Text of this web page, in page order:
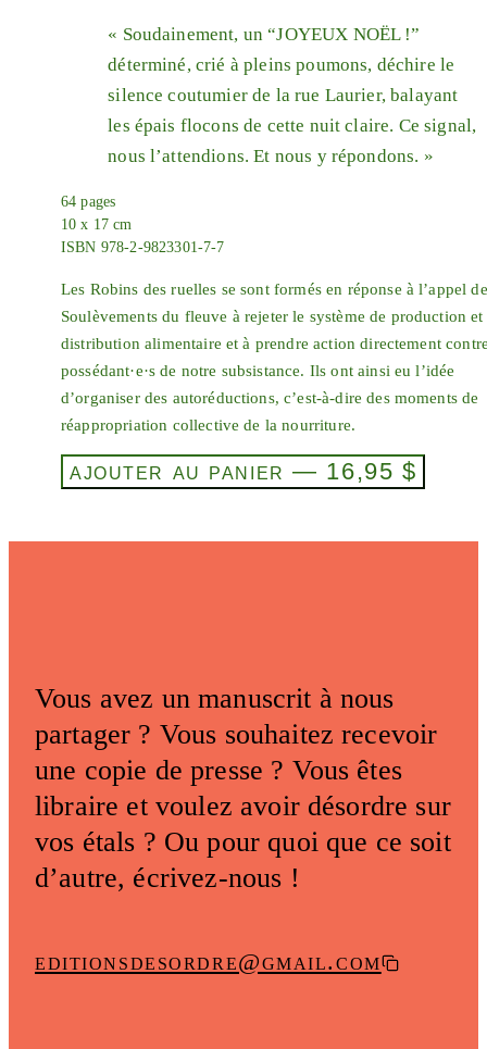
« Soudainement, un “JOYEUX NOËL !”
déterminé, crié à pleins poumons, déchire le
silence coutumier de la rue Laurier, balayant
les épais flocons de cette nuit claire. Ce signal,
nous l’attendions. Et nous y répondons. »
64 pages
10 x 17 cm
ISBN 978-2-9823301-7-7
Les Robins des ruelles se sont formés en réponse à l’appel
Soulèvements du fleuve à rejeter le système de production et
distribution alimentaire et à prendre action directement
possédant·e·s de notre subsistance. Ils ont ainsi eu l’idée
d’organiser des autoréductions, c’est-à-dire des moments de
réappropriation collective de la nourriture.
ajouter au panier — 16,95 $
Vous avez un manuscrit à nous
partager ? Vous souhaitez recevoir
une copie de presse ? Vous êtes
libraire et voulez avoir désordre sur
vos étals ? Ou pour quoi que ce soit
d’autre, écrivez-nous !
editionsdesordre@gmail.com